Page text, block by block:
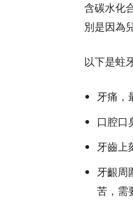
含碳水化
別是因為
以下是蛀
牙痛，
口腔口
牙齒上
牙齦周
苦，需